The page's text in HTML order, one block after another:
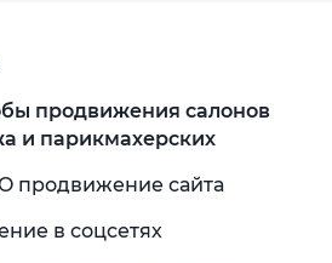
продвижения салонов
и парикмахерских
продвижение сайта
в соцсетях